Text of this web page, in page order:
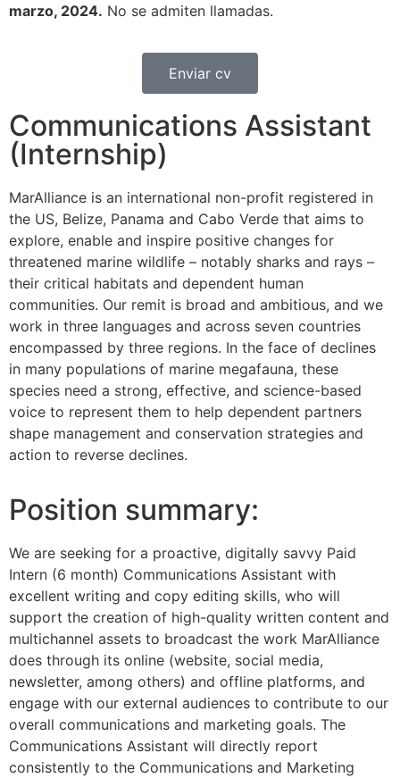
marzo, 2024. No se admiten llamadas.
Enviar cv
Communications Assistant
(Internship)
MarAlliance is an international non-profit registered in
the US, Belize, Panama and Cabo Verde that aims to
explore, enable and inspire positive changes for
threatened marine wildlife – notably sharks and rays –
their critical habitats and dependent human
communities. Our remit is broad and ambitious, and we
work in three languages and across seven countries
encompassed by three regions. In the face of declines
in many populations of marine megafauna, these
species need a strong, effective, and science-based
voice to represent them to help dependent partners
shape management and conservation strategies and
action to reverse declines.
Position summary:
We are seeking for a proactive, digitally savvy Paid
Intern (6 month) Communications Assistant with
excellent writing and copy editing skills, who will
support the creation of high-quality written content and
multichannel assets to broadcast the work MarAlliance
does through its online (website, social media,
newsletter, among others) and offline platforms, and
engage with our external audiences to contribute to our
overall communications and marketing goals. The
Communications Assistant will directly report
consistently to the Communications and Marketing